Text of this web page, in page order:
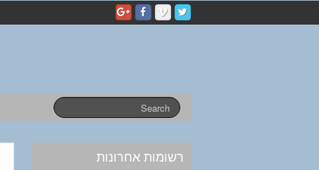
e
רשומות אחרונות